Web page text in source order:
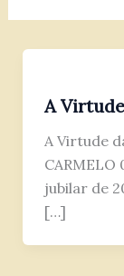
A
A Virtude
jubilar de
[…]